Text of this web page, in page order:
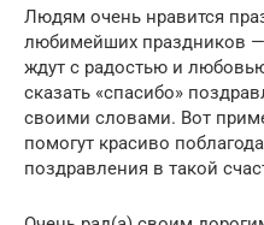
Людям очень нравится
любимейших праздников
ждут с радостью и
сказать «спасибо»
своими словами. Вот
помогут красиво
поздравления в такой